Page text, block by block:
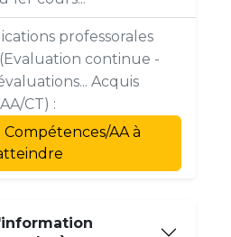
professorales
continue -
Acquis
CT) :
AA à